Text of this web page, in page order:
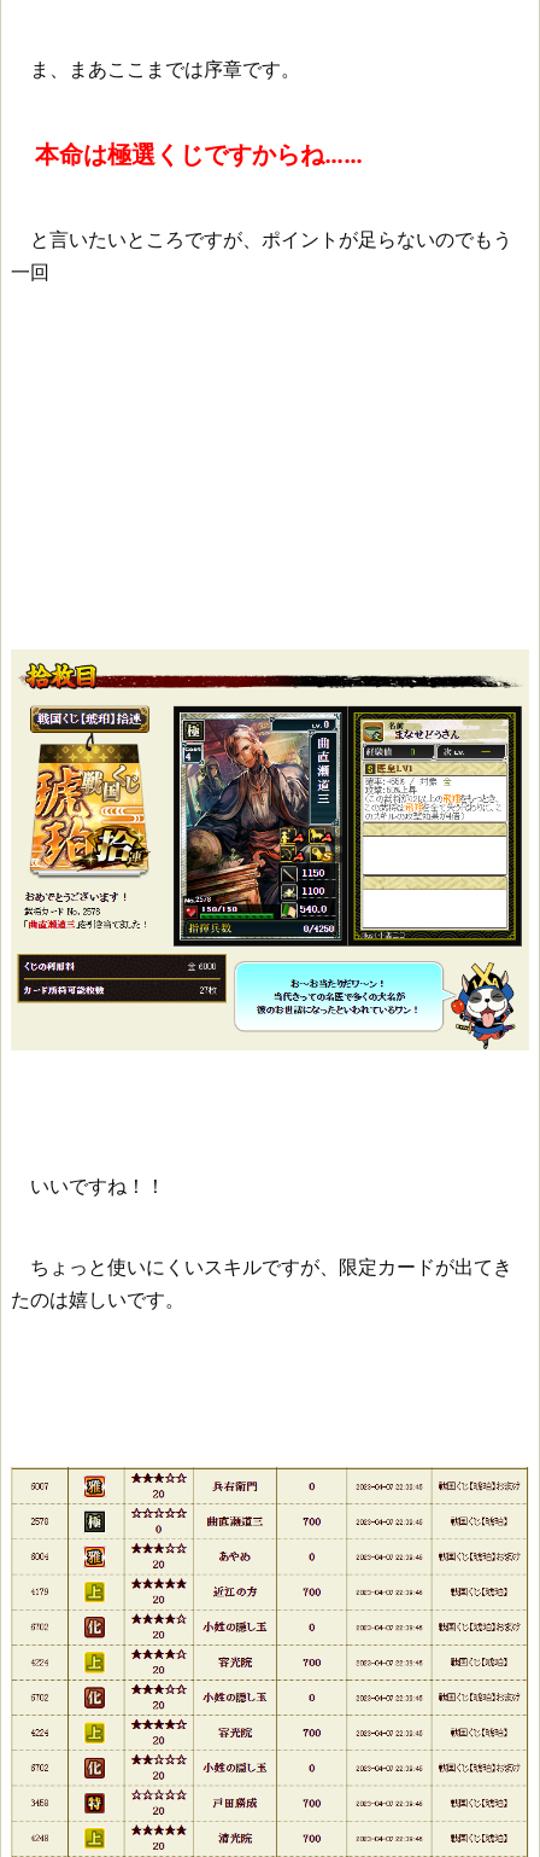
ま、まあここまでは序章です。
本命は極選くじですからね……
と言いたいところですが、ポイントが足らないのでもう
一回
いいですね！！
ちょっと使いにくいスキルですが、限定カードが出てき
たのは嬉しいです。